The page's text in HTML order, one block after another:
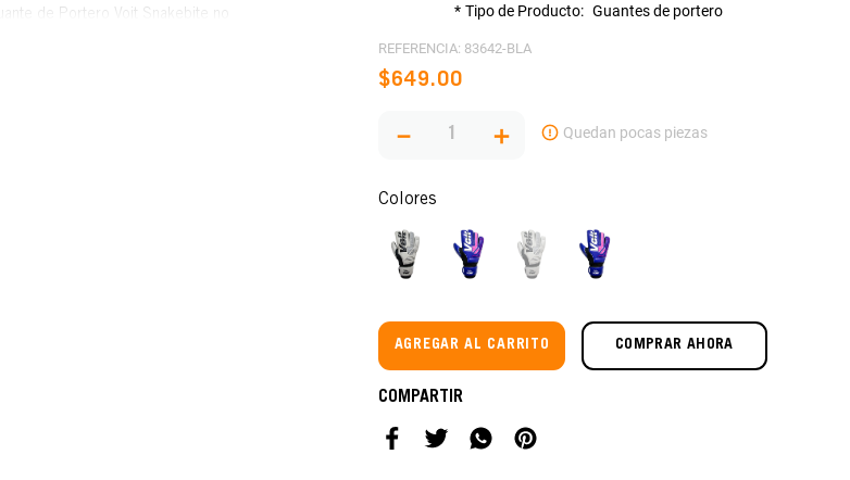
sintético con ventilación
momentos más intensos del
Tipo de Producto
Guantes de portero
REFERENCIA: 83642-BLA
$649.00
＋
－
Colores
AGREGAR AL CARRITO COMPRAR AHORA